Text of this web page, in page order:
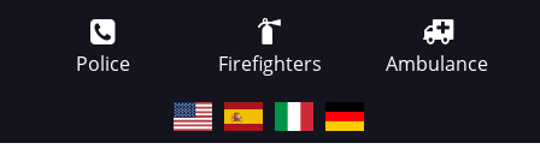
Police Firefighters Ambulance